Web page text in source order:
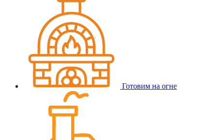
Готовим на огне